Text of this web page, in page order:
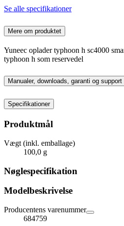
Se alle specifikationer
Mere om produktet
Yuneec oplader typhoon h sc4000
typhoon h som reservedel
Manualer, downloads, garanti og support
Specifikationer
Produktmål
Vægt (inkl. emballage)
100,0 g
Nøglespecifikation
Modelbeskrivelse
Producentens varenummer
684759